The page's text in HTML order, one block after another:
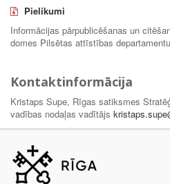
Pielikumi
Informācijas pārpublicēšanas un
domes Pilsētas attīstības
Kontaktinformācija
Kristaps Supe, Rīgas satiksmes
vadības nodaļas vadītājs